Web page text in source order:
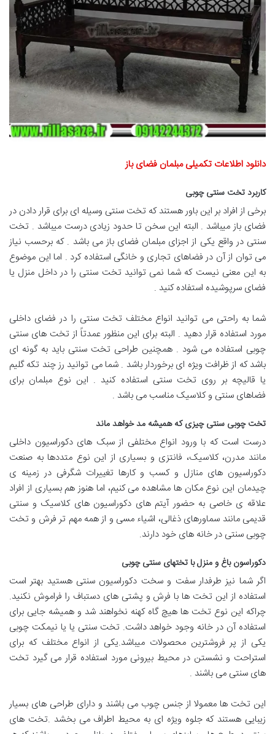
دانلود اطلاعات تکمیلی مبلمان فضای باز
کاربرد تخت سنتی چوبی
برخی از افراد بر این باور هستند که تخت سنتی وسیله ای برای قرار دادن در
فضای باز میباشد . البته این سخن تا حدود زیادی درست میباشد . تخت
سنتی در واقع یکی از اجزای مبلمان فضای باز می باشد . که برحسب نیاز
می توان از آن در فضاهای تجاری و خانگی استفاده کرد . اما این موضوع
به این معنی نیست که شما نمی توانید تخت سنتی را در داخل منزل یا
فضای سرپوشیده استفاده کنید .
شما به راحتی می توانید انواع مختلف تخت سنتی را در فضای داخلی
مورد استفاده قرار دهید . البته برای این منظور عمدتاً از تخت های سنتی
چوبی استفاده می شود . همچنین طراحی تخت سنتی باید به گونه ای
باشد که از ظرافت ویژه ای برخوردار باشد . شما می توانید رز چند تکه گلیم
یا قالیچه بر روی تخت سنتی استفاده کنید . این نوع مبلمان برای
فضاهای سنتی و کلاسیک مناسب می باشد .
تخت چوبی سنتی چیزی که همیشه مد خواهد ماند
درست است که با ورود انواع مختلفی از سبک های دکوراسیون داخلی
مانند مدرن، کلاسیک، فانتزی و بسیاری از این نوع متددها به صنعت
دکوراسیون های منازل و کسب و کارها تغییرات شگرفی در زمینه ی
چیدمان این نوع مکان ها مشاهده می کنیم، اما هنوز هم بسیاری از افراد
علاقه ی خاصی به حضور آیتم های دکوراسیون های کلاسیک و سنتی
قدیمی مانند سماورهای ذغالی، اشیاء مسی و از همه مهم تر فرش و تخت
چوبی سنتی در خانه های خود دارند.
دکوراسون باغ و منزل با تختهای سنتی چوبی
اگر شما نیز طرفدار سفت و سخت دکوراسیون سنتی هستید بهتر است
استفاده از این تخت ها با فرش و پشتی های دستباف را فراموش نکنید.
چراکه این نوع تخت ها هیچ گاه کهنه نخواهند شد و همیشه جایی برای
استفاده آن در خانه وجود خواهد داشت. تخت سنتی یا یا نیمکت چوبی
یکی از پر فروشترین محصولات میباشد.یکی از انواع مختلف که برای
استراحت و نشستن در محیط بیرونی مورد استفاده قرار می گیرد تخت
های سنتی می باشند .
این تخت ها معمولا از جنس چوب می باشند و دارای طراحی های بسیار
زیبایی هستند که جلوه ویژه ای به محیط اطراف می بخشد .تخت های